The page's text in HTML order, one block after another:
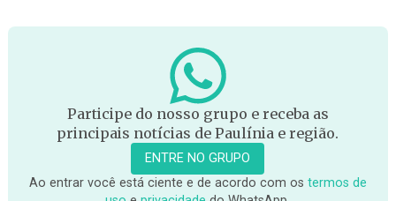
Participe do nosso grupo e receba as
principais notícias de Paulínia e região.
ENTRE NO GRUPO
Ao entrar você está ciente e de acordo com os termos de